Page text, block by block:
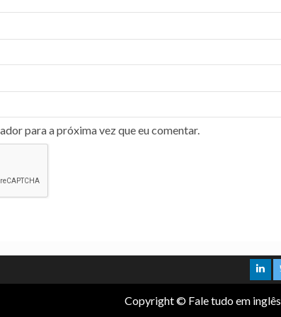
para a próxima vez que eu comentar.
Copyright © Fale tudo em inglês